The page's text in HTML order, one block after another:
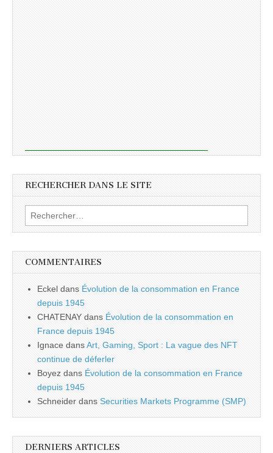
RECHERCHER DANS LE SITE
Rechercher :
COMMENTAIRES
Eckel dans Évolution de la consommation en France
depuis 1945
CHATENAY dans Évolution de la consommation en
France depuis 1945
Ignace dansArt, Gaming, Sport : La vague des NFT
continue de déferler
Boyez dans Évolution de la consommation en France
depuis 1945
Schneider dans Securities Markets Programme (SMP)
DERNIERS ARTICLES